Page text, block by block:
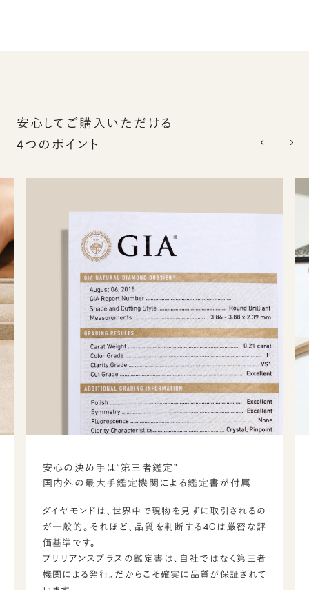
安心してご購入いただける
4つのポイント
安心の決め手は“第三者鑑定”
国内外の最大手鑑定機関による鑑定書が付属
ダイヤモンドは、世界中で現物を見ずに取引されるの
が一般的。それほど、品質を判断する4Cは厳密な評
価基準です。
ブリリアンスプラスの鑑定書は、自社ではなく第三者
機関による発行。だからこそ確実に品質が保証されて